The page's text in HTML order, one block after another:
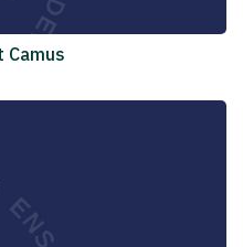
Camus